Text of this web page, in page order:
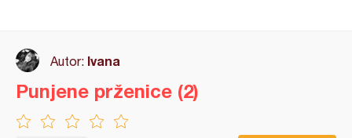
Autor: Ivana
Punjene prženice (2)